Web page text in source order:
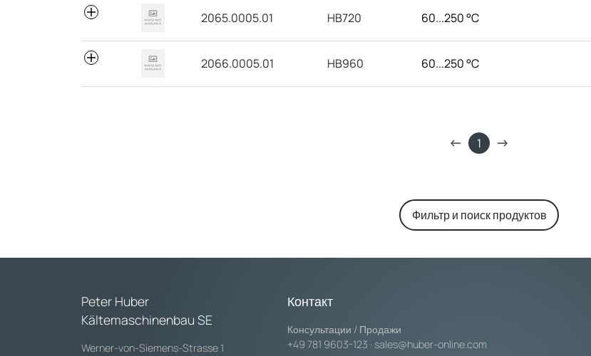
2065.0005.01 HB720 60...250 °C
2066.0005.01 HB960 60...250 °C
1
Фильтр и поиск продуктов
Peter Huber
Kältemaschinenbau SE
Werner-von-Siemens-Strasse 1
Контакт
Консультации / Продажи
+49 781 9603-123 · sales@huber-online.com